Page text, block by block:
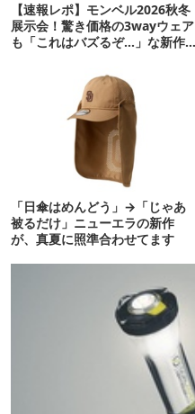
【速報レポ】モンベル2026秋冬
展示会！驚き価格の3wayウェア
も「これはバズるぞ…」な新作
「日傘はめんどう」→「じゃあ
被るだけ」ニューエラの新作
が、真夏に照準合わせてます